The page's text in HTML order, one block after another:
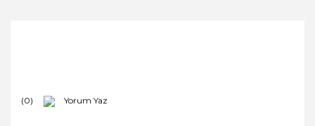
(0) Yorum Yaz